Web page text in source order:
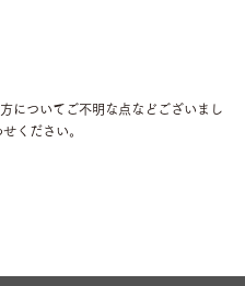
についてご不明な点などございまし
ください。